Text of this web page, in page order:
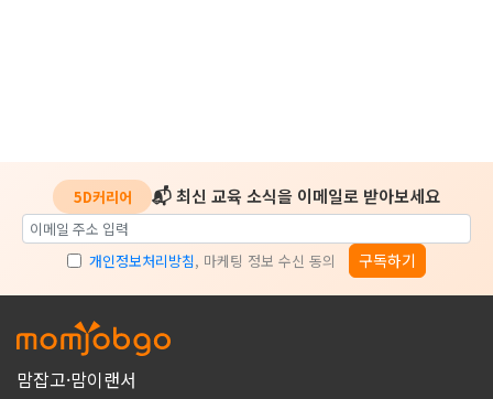
5D커리어 📬 최신 교육 소식을 이메일로 받아보세요
개인정보처리방침, 마케팅 정보 수신 동의 구독하기
맘잡고·맘이랜서